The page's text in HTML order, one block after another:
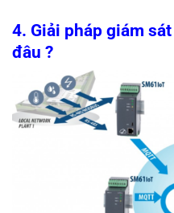
4. Giải pháp giám
đâu ?